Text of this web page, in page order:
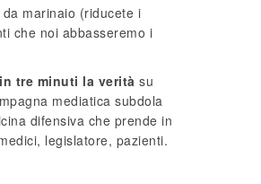
marinaio (riducete i
che noi abbasseremo i
in tre minuti la verità su
mediatica subdola
difensiva che prende in
legislatore, pazienti.